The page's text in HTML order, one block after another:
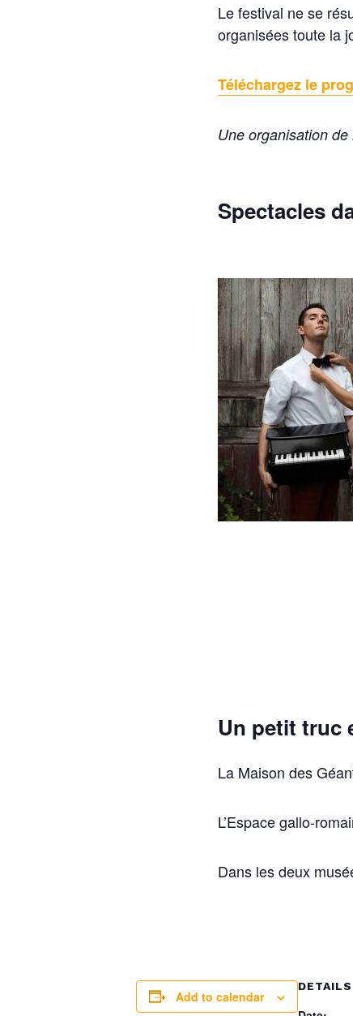
Le festival ne se
organisées toute la
Téléchargez le
Une organisation de
Spectacles
Un petit truc
La Maison des
L’Espace gallo-
Dans les deux
Add to calendar
DETAILS